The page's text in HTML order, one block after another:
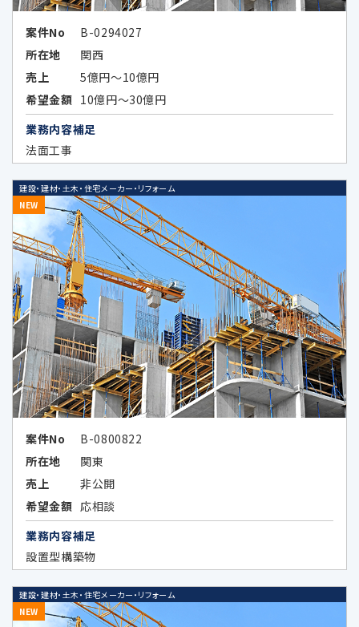
5.外国にある第三者への提供
当社は、外国に所在する以下の企業が提供す
る広告サービスを利用した広告活動を行って
おり、当該広告サービスにおける広告効果を
分析する目的で、当該企業に対し、お客様の個
人データの全部又は一部を特定の個人を識別
できない形式に加工した上、当該加工したデ
ータを提供することがあります。当該企業の外
国における個人情報の保護に関する制度、当
該企業が講ずる個人情報の保護のための措置
その他お客様にとって参考となるべき情報は、
以下のとおりです。
Google LLC（所在国：アメリカ合衆国 カ
リフォルニア州）
アメリカ合衆国（連邦）における個人情
報保護に関する制度
（https://www.ppc.go.jp/files/pdf/
USA_report.pdf）
アメリカ合衆国（カリフォルニア州）に
おける個人情報の保護に関する制度
（https://www.ppc.go.jp/files/pdf/
california_report.pdf）
Google LLCは、OECDプライバシーガ
案件No
B-0294027
所在地
関西
売上
5億円～10億円
希望金額 10億円～30億円
業務内容補足
法面工事
建設・建材・土木・住宅メーカー・リフォーム
NEW
案件No
B-0800822
所在地
関東
売上
非公開
希望金額 応相談
業務内容補足
設置型構築物
建設・建材・土木・住宅メーカー・リフォーム
NEW